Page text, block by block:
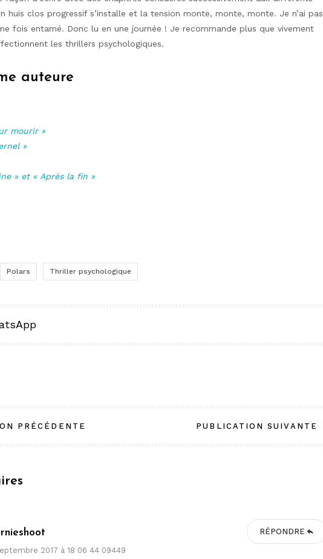
huis clos progressif s’installe et la tension monte, monte, monte. Je n’ai pas
fois entamé. Donc lu en une journée ! Je recommande plus que vivement
les thrillers psychologiques.
auteure
mourir »
»
» et « Après la fin »
Polars Thriller psychologique
PRÉCÉDENTE PUBLICATION SUIVANTE
2017 à 18 06 44 09449
RÉPONDRE